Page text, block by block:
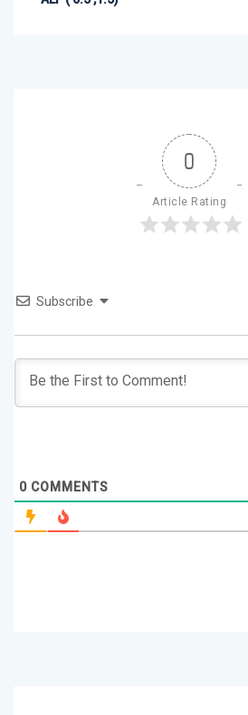
0
Article Rating
Subscribe
0 COMMENTS